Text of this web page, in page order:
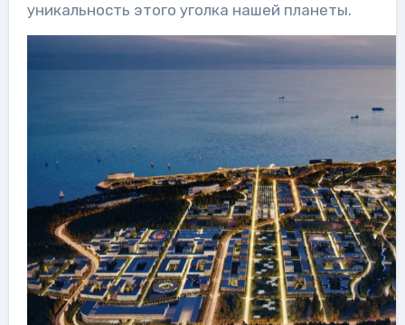
уникальность этого уголка нашей планеты.